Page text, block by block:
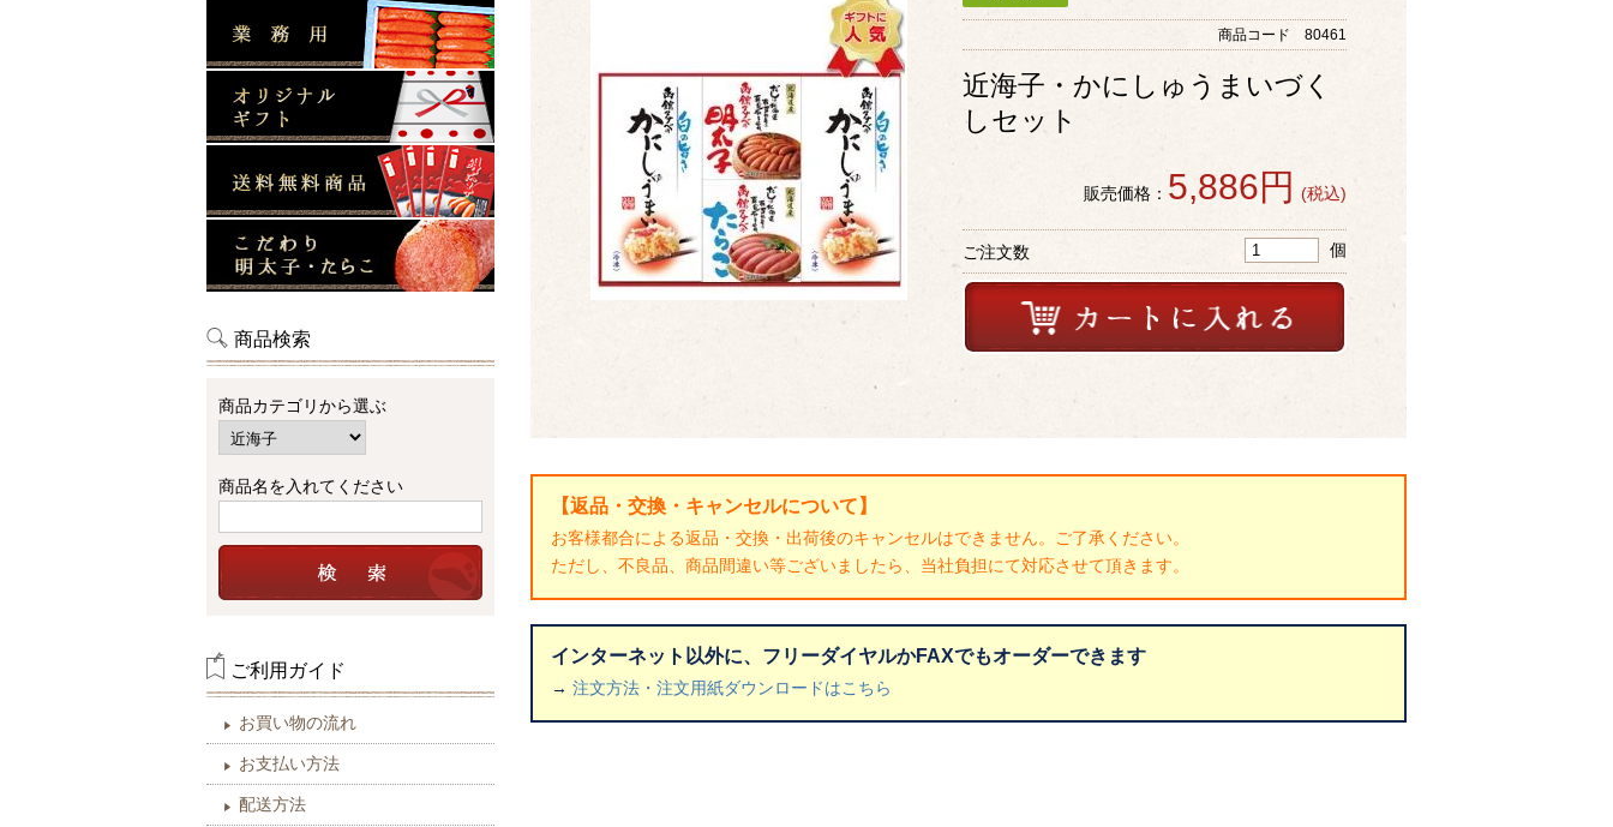
商品コード 80461
近海子・かにしゅうまいづく
しセット
販売価格： 5,886円 (税込)
ご注文数 個
【返品・交換・キャンセルについて】
お客様都合による返品・交換・出荷後のキャンセルはできません。ご了承ください。
ただし、不良品、商品間違い等ございましたら、当社負担にて対応させて頂きます。
インターネット以外に、フリーダイヤルかFAXでもオーダーできます
→ 注文方法・注文用紙ダウンロードはこちら
商品検索
商品カテゴリから選ぶ
商品名を入れてください
ご利用ガイド
お買い物の流れ
お支払い方法
配送方法